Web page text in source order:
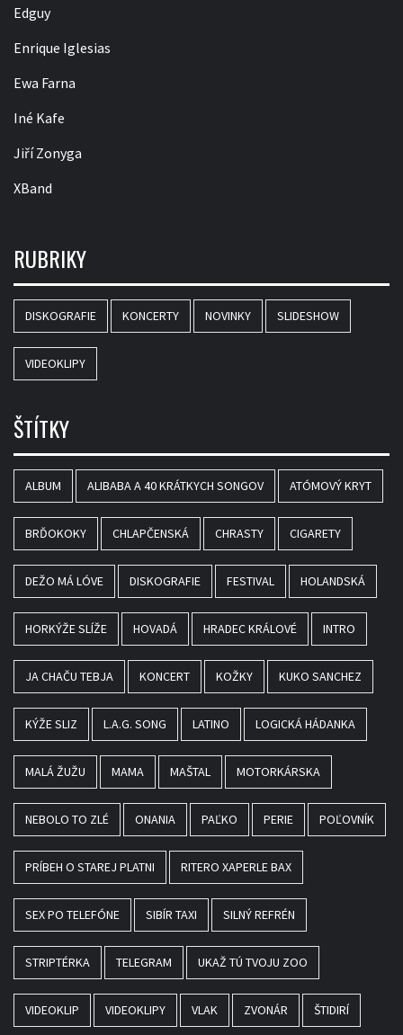
Edguy
Enrique Iglesias
Ewa Farna
Iné Kafe
Jiří Zonyga
XBand
RUBRIKY
DISKOGRAFIE KONCERTY NOVINKY SLIDESHOW
VIDEOKLIPY
ŠTÍTKY
ALBUM ALIBABA A 40 KRÁTKYCH SONGOV ATÓMOVÝ KRYT
BRĎOKOKY CHLAPČENSKÁ CHRASTY CIGARETY
DEŽO MÁ LÓVE DISKOGRAFIE FESTIVAL HOLANDSKÁ
HORKÝŽE SLÍŽE HOVADÁ HRADEC KRÁLOVÉ INTRO
JA CHAČU TEBJA KONCERT KOŽKY KUKO SANCHEZ
KÝŽE SLIZ L.A.G. SONG LATINO LOGICKÁ HÁDANKA
MALÁ ŽUŽU MAMA MAŠTAL MOTORKÁRSKA
NEBOLO TO ZLÉ ONANIA PAĽKO PERIE POĽOVNÍK
PRÍBEH O STAREJ PLATNI RITERO XAPERLE BAX
SEX PO TELEFÓNE SIBÍR TAXI SILNÝ REFRÉN
STRIPTÉRKA TELEGRAM UKAŽ TÚ TVOJU ZOO
VIDEOKLIP VIDEOKLIPY VLAK ZVONÁR ŠTIDIRÍ